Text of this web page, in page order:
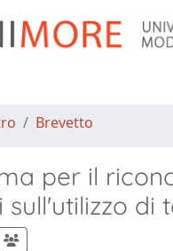
Brevetto
per il
sull'utilizzo di